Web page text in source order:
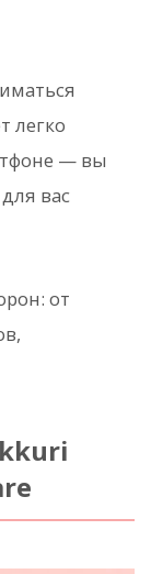
легко
— вы
вас
от